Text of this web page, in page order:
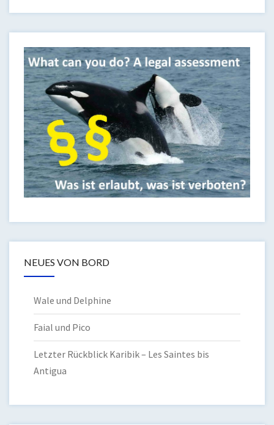
NEUES VON BORD
Wale und Delphine
Faial und Pico
Letzter Rückblick Karibik – Les Saintes bis
Antigua